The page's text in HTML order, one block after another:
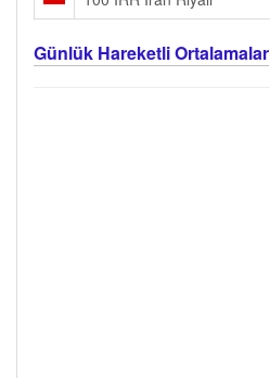
Günlük Hareketli Ortalamalar